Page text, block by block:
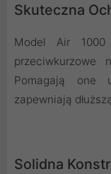
Skuteczna
Model Air
przeciwkurzowe
Pomagają one
zapewniają
Solidna